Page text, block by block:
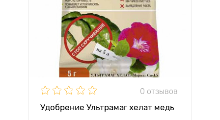
0 отзывов
Удобрение Ультрамаг хелат медь